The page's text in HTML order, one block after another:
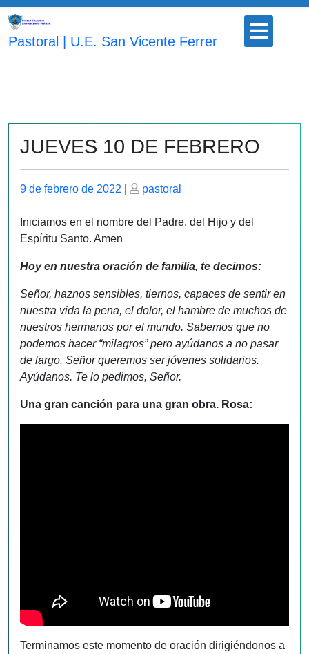
Saltar
contenido
Pastoral | U.E. San Vicente Ferrer
Botón
abrir
JUEVES 10 DE FEBRERO
Publicado
9 de febrero de 2022
Publicado
pastoral
Iniciamos en el nombre del Padre, del Hijo y del
Espíritu Santo. Amen
Hoy en nuestra oración de familia, te decimos:
Señor, haznos sensibles, tiernos, capaces de sentir en
nuestra vida la pena, el dolor, el hambre de muchos de
nuestros hermanos por el mundo. Sabemos que no
podemos hacer “milagros” pero ayúdanos a no pasar
de largo. Señor queremos ser jóvenes solidarios.
Ayúdanos. Te lo pedimos, Señor.
Una gran canción para una gran obra. Rosa:
Terminamos este momento de oración dirigiéndonos a